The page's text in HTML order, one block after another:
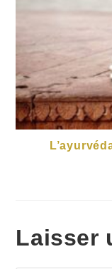
Laisser